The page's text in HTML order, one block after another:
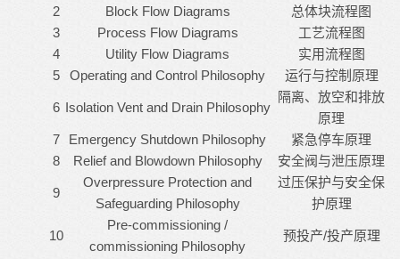
2
Block Flow Diagrams
总体块流程图
3
Process Flow Diagrams
工艺流程图
4
Utility Flow Diagrams
实用流程图
5
Operating and Control Philosophy 运行与控制原理
6 Isolation Vent and Drain Philosophy
隔离、放空和排放
原理
7
Emergency Shutdown Philosophy
紧急停车原理
8
Relief and Blowdown Philosophy 安全阀与泄压原理
9
Overpressure Protection and
Safeguarding Philosophy
过压保护与安全保
护原理
10
Pre-commissioning /
commissioning Philosophy
预投产/投产原理